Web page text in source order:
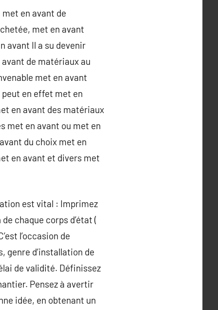
en avant de
met en avant
avant Il a su devenir
de matériaux au
met en avant
en effet met en
en avant des matériaux
met en avant ou met en
du choix met en
en avant et divers met
est vital : Imprimez
chaque corps d’état (
l’occasion de
genre d’installation de
de validité. Définissez
Pensez à avertir
idée, en obtenant un